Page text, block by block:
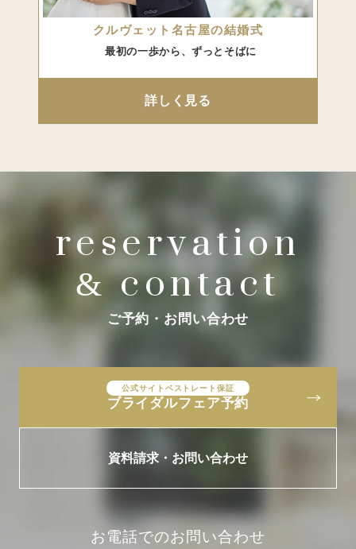
クルヴェット名古屋の結婚式
最初の一歩から、ずっとそばに
詳しく見る
reservation
&contact
ご予約・お問い合わせ
公式サイトベストレート保証
ブライダルフェア予約
資料請求・お問い合わせ
お電話でのお問い合わせ